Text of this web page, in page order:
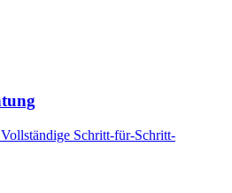
Schritt-für-Schritt-